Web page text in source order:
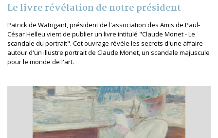
Le livre révélation de notre président
Patrick de Watrigant, président de l'association des Amis de Paul-
César Helleu vient de publier un livre intitulé "Claude Monet - Le
scandale du portrait". Cet ouvrage révèle les secrets d'une affaire
autour d'un illustre portrait de Claude Monet, un scandale majuscule
pour le monde de l'art.